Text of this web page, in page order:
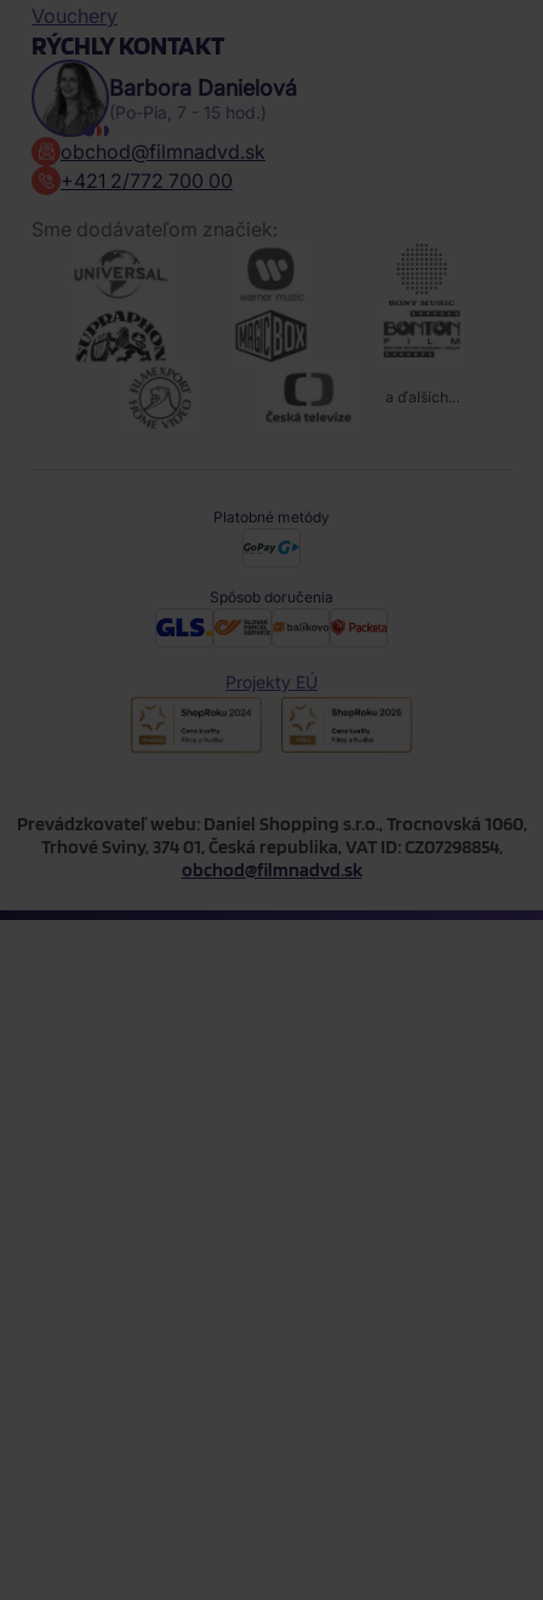
Vouchery
RÝCHLY KONTAKT
Barbora Danielová
(Po-Pia, 7 - 15 hod.)
obchod@filmnadvd.sk
+421 2/772 700 00
Sme dodávateľom značiek:
a ďalších...
Platobné metódy
Spôsob doručenia
Projekty EÚ
Prevádzkovateľ webu: Daniel Shopping s.r.o., Trocnovská 1060,
Trhové Sviny, 374 01, Česká republika, VAT ID: CZ07298854,
obchod@filmnadvd.sk